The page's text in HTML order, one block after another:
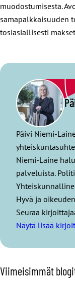
muodostumisesta.
samapalkkaisuuden
tosiasiallisesti
Päivi Niemi-
Niemi-Laine
palveluista.
Hyvä ja
Seuraa
Näytä lisää
O
h
Viimeisimmät